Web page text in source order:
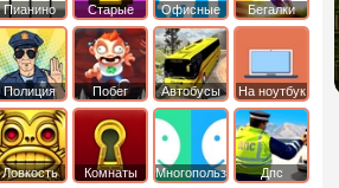
Пианино Старые Офисные Бегалки
Полиция Побег Автобусы На ноутбук
Ловкость Комнаты Многопользовательские
Дпс